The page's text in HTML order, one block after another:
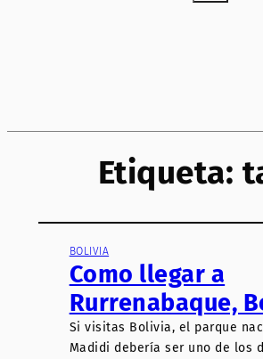
Etiqueta:
BOLIVIA
Como llegar a
Rurrenabaque,
Si visitas Bolivia, el parque
Madidi debería ser uno de los